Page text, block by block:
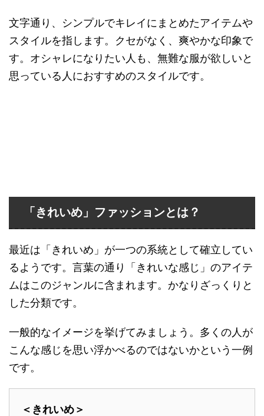
文字通り、シンプルでキレイにまとめたアイテムや
スタイルを指します。クセがなく、爽やかな印象で
す。オシャレになりたい人も、無難な服が欲しいと
思っている人におすすめのスタイルです。
「きれいめ」ファッションとは？
最近は「きれいめ」が一つの系統として確立してい
るようです。言葉の通り「きれいな感じ」のアイテ
ムはこのジャンルに含まれます。かなりざっくりと
した分類です。
一般的なイメージを挙げてみましょう。多くの人が
こんな感じを思い浮かべるのではないかという一例
です。
＜きれいめ＞